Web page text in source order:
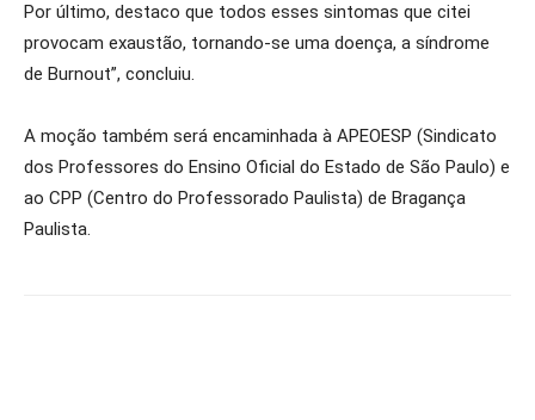
Por último, destaco que todos esses sintomas que citei
provocam exaustão, tornando-se uma doença, a síndrome
de Burnout”, concluiu.
A moção também será encaminhada à APEOESP (Sindicato
dos Professores do Ensino Oficial do Estado de São Paulo) e
ao CPP (Centro do Professorado Paulista) de Bragança
Paulista.